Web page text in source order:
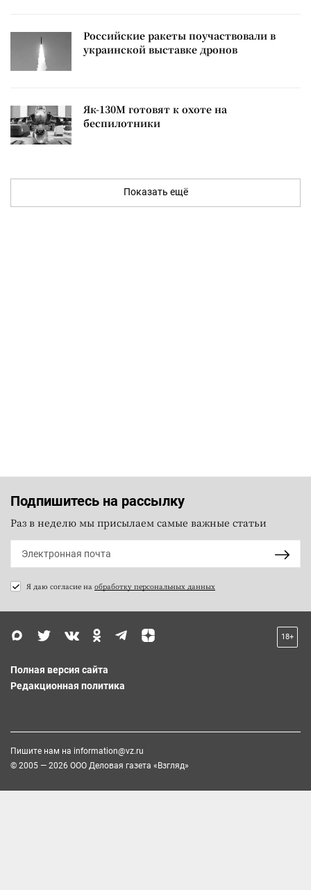
Российские ракеты поучаствовали в
украинской выставке дронов
Як-130М готовят к охоте на
беспилотники
Показать ещё
Подпишитесь на рассылку
Раз в неделю мы присылаем самые важные статьи
Я даю согласие на обработку персональных данных
18+
Полная версия сайта
Редакционная политика
Пишите нам на information@vz.ru
© 2005 — 2026 ООО Деловая газета «Взгляд»